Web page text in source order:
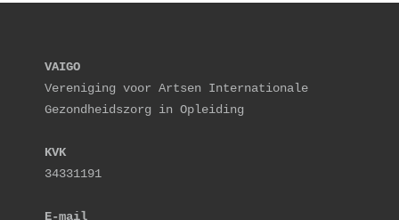
VAIGO
Vereniging voor Artsen Internationale
Gezondheidszorg in Opleiding
KVK
34331191
E-mail